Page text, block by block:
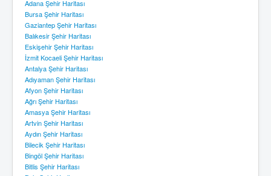
Adana Şehir Haritası
Bursa Şehir Haritası
Gaziantep Şehir Haritası
Balıkesir Şehir Haritası
Eskişehir Şehir Haritası
İzmit Kocaeli Şehir Haritası
Antalya Şehir Haritası
Adıyaman Şehir Haritası
Afyon Şehir Haritası
Ağrı Şehir Haritası
Amasya Şehir Haritası
Artvin Şehir Haritası
Aydın Şehir Haritası
Bilecik Şehir Haritası
Bingöl Şehir Haritası
Bitlis Şehir Haritası